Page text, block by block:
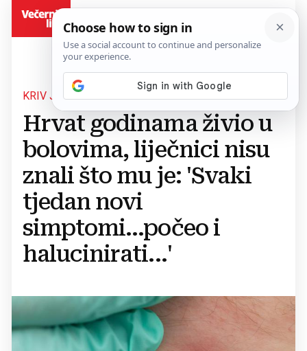
KRIV JE KRPELJ
Hrvat godinama živio u
bolovima, liječnici nisu
znali što mu je: 'Svaki
tjedan novi
simptomi...počeo i
halucinirati...'